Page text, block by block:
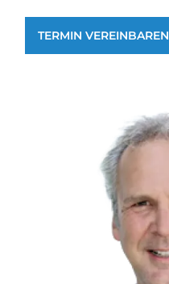
TERMIN VEREINBAREN